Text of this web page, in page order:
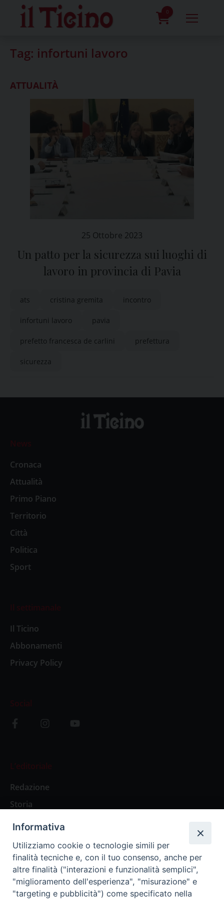
content
0
Tag: infortuni lavoro
ATTUALITÀ
25 Ottobre 2023
Un patto per la sicurezza sui luoghi di
lavoro in provincia di Pavia
ats cristina gremita incontro
infortuni lavoro pavia
prefetto francesca de carlini prefettura
sicurezza
News
Cronaca
Attualità
Primo Piano
Territorio
Città
Politica
Sport
Il settimanale
Il Ticino
Abbonamenti
Privacy Policy
Social
L’editoriale
Redazione
Storia
Abbonamenti
Abbonamento Annuale Digitale
Abbonamento Annuale Cartaceo
Informativa
Utilizziamo cookie o tecnologie simili per
finalità tecniche e, con il tuo consenso, anche per
altre finalità ("interazioni e funzionalità semplici",
"miglioramento dell'esperienza", "misurazione" e
"targeting e pubblicità") come specificato nella